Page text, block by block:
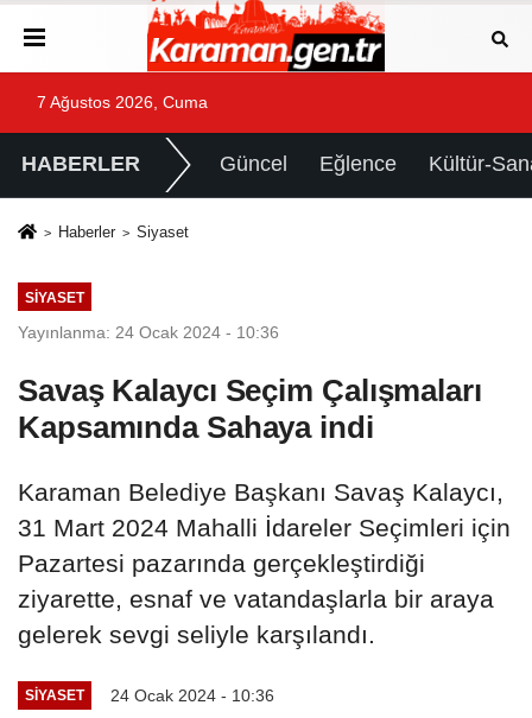
7 Ağustos 2026, Cuma
HABERLER Güncel Eğlence Kültür-
Haberler Siyaset
SIYASET
Yayınlanma: 24 Ocak 2024 - 10:36
Savaş Kalaycı Seçim Çalışmaları
Kapsamında Sahaya indi
Karaman Belediye Başkanı Savaş Kalaycı,
31 Mart 2024 Mahalli İdareler Seçimleri için
Pazartesi pazarında gerçekleştirdiği
ziyarette, esnaf ve vatandaşlarla bir araya
gelerek sevgi seliyle karşılandı.
SIYASET 24 Ocak 2024 - 10:36